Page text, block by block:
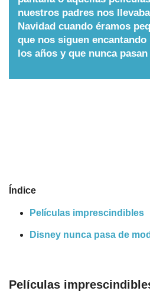
Nombres
Cuentos
nuestros padres nos
Navidad cuando éramos
que nos siguen
los años y que nunca pasan
Índice
Películas imprescindibles
Disney nunca pasa de
Películas